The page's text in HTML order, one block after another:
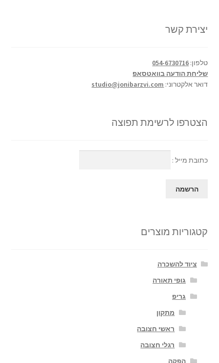
יצירת קשר
טלפון: 054-6730716
שליחת הודעה בוואטסאפ
דואר אלקטרוני: studio@jonibarzvi.com
הצטרפו לרשימת תפוצה
כתובת מייל :
קטגוריות מוצרים
ציוד להשכרה
גופי תאורה
גריפ
מתקון
ראשי חצובה
רגלי חצובה
הפקה